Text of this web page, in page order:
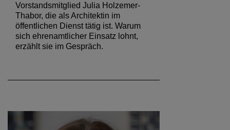
Vorstandsmitglied Julia Holzemer-
Thabor, die als Architektin im
öffentlichen Dienst tätig ist. Warum
sich ehrenamtlicher Einsatz lohnt,
erzählt sie im Gespräch.